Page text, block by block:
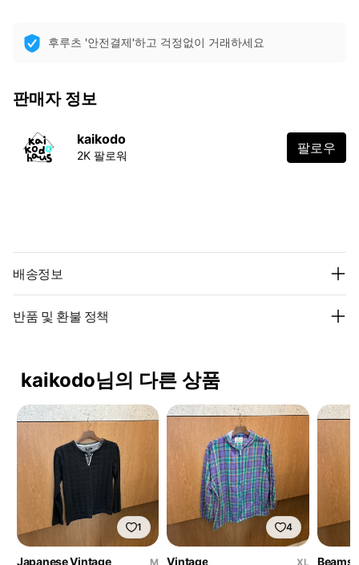
후루츠 '안전결제'하고 걱정없이 거래하세요
판매자 정보
kaikodo
2K 팔로워 팔로우
배송정보
반품 및 환불 정책
kaikodo님의 다른 상품
1
Japanese Vintage
M
4
Vintage
XL
Beams